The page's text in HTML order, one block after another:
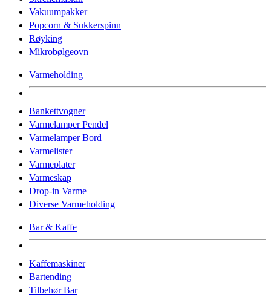
Vakuumpakker
Popcorn & Sukkerspinn
Røyking
Mikrobølgeovn
Varmeholding
Bankettvogner
Varmelamper Pendel
Varmelamper Bord
Varmelister
Varmeplater
Varmeskap
Drop-in Varme
Diverse Varmeholding
Bar & Kaffe
Kaffemaskiner
Bartending
Tilbehør Bar